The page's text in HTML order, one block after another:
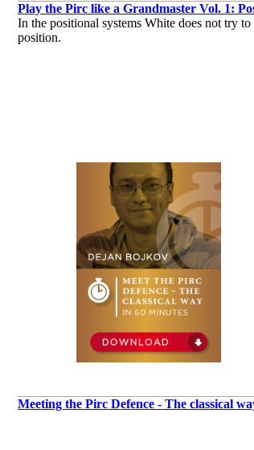
Play the Pirc like a Grandmaster Vol. 1:
In the positional systems White does not try
position.
Meeting the Pirc Defence - The classical